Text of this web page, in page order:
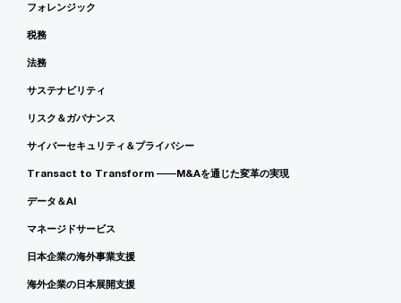
フォレンジック
税務
法務
サステナビリティ
リスク＆ガバナンス
サイバーセキュリティ＆プライバシー
Transact to Transform ――M&Aを通じた変革の実現
データ＆AI
マネージドサービス
日本企業の海外事業支援
海外企業の日本展開支援